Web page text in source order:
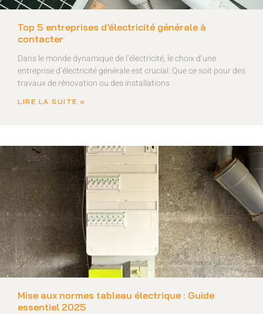
Top 5 entreprises d’électricité générale à
contacter
Dans le monde dynamique de l’électricité, le choix d’une
entreprise d’électricité générale est crucial. Que ce soit pour des
travaux de rénovation ou des installations
LIRE LA SUITE »
Mise aux normes tableau électrique : Guide
essentiel 2025